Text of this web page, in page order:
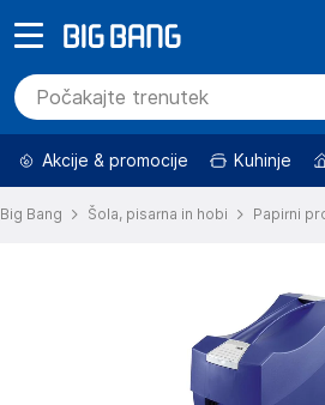
Akcije & promocije Kuhinje
Big Bang Šola, pisarna in hobi Papirni